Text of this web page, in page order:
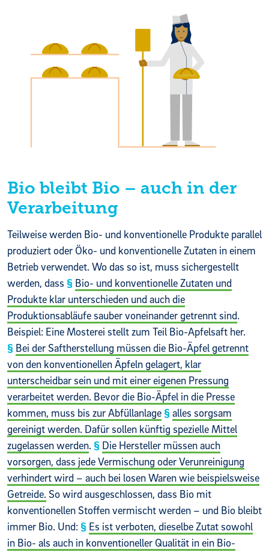
Bio bleibt Bio – auch in der
Verarbeitung
Teilweise werden Bio- und konventionelle Produkte parallel
produziert oder Öko- und konventionelle Zutaten in einem
Betrieb verwendet. Wo das so ist, muss sichergestellt
werden, dass
Bio- und konventionelle Zutaten und
Produkte klar unterschieden und auch die
Produktionsabläufe sauber voneinander getrennt sind.
Beispiel: Eine Mosterei stellt zum Teil Bio-Apfelsaft her.
Bei der Saftherstellung müssen die Bio-Äpfel getrennt
von den konventionellen Äpfeln gelagert, klar
unterscheidbar sein und mit einer eigenen Pressung
verarbeitet werden. Bevor die Bio-Äpfel in die Presse
kommen, muss bis zur Abfüllanlage
alles sorgsam
gereinigt werden. Dafür sollen künftig spezielle Mittel
zugelassen werden.
Die Hersteller müssen auch
vorsorgen, dass jede Vermischung oder Verunreinigung
verhindert wird – auch bei losen Waren wie beispielsweise
Getreide. So wird ausgeschlossen, dass Bio mit
konventionellen Stoffen vermischt werden – und Bio bleibt
immer Bio. Und:
Es ist verboten, dieselbe Zutat sowohl
in Bio- als auch in konventioneller Qualität in ein Bio-